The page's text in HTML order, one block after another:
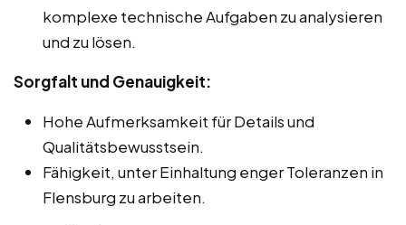
komplexe technische Aufgaben zu analysieren
und zu lösen.
Sorgfalt und Genauigkeit:
Hohe Aufmerksamkeit für Details und
Qualitätsbewusstsein.
Fähigkeit, unter Einhaltung enger Toleranzen in
Flensburg zu arbeiten.